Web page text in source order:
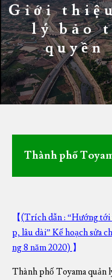
Giới
lý bảo
quyền
Thành phố
【(Trích dẫn : “Hướng tới
p, lâu dài” Kế hoạch sửa
ng 8 năm 2020) 】
Thành phố Toyama quản